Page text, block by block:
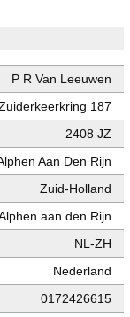
P R Van Leeuwen
187
2408 JZ
Aan Den Rijn
Zuid-Holland
aan den Rijn
NL-ZH
Nederland
0172426615